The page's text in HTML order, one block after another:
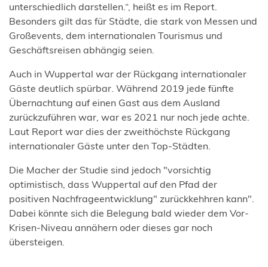
unterschiedlich darstellen.“, heißt es im Report.
Besonders gilt das für Städte, die stark von Messen und
Großevents, dem internationalen Tourismus und
Geschäftsreisen abhängig seien.
Auch in Wuppertal war der Rückgang internationaler
Gäste deutlich spürbar. Während 2019 jede fünfte
Übernachtung auf einen Gast aus dem Ausland
zurückzuführen war, war es 2021 nur noch jede achte.
Laut Report war dies der zweithöchste Rückgang
internationaler Gäste unter den Top-Städten.
Die Macher der Studie sind jedoch "vorsichtig
optimistisch, dass Wuppertal auf den Pfad der
positiven Nachfrageentwicklung" zurückkehhren kann".
Dabei könnte sich die Belegung bald wieder dem Vor-
Krisen-Niveau annähern oder dieses gar noch
übersteigen.